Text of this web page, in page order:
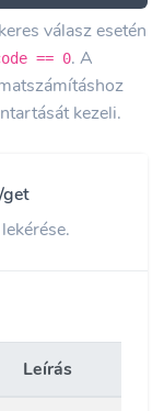
válasz esetén
== 0. A
kezeli.
get
Leírás